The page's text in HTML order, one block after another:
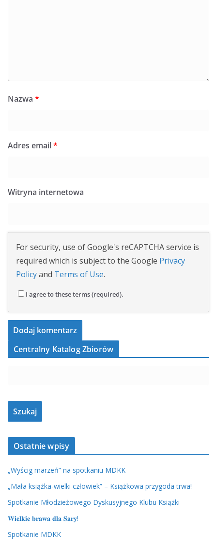
Nazwa *
Adres email*
Witryna internetowa
For security, use of Google's reCAPTCHA service is
required which is subject to the Google Privacy
Policyand Terms of Use.
I agree to these terms (required).
Centralny Katalog Zbiorów
Ostatnie wpisy
„Wyścig marzeń” na spotkaniu MDKK
„Mała książka-wielki człowiek” – Książkowa przygoda trwa!
Spotkanie Młodzieżowego Dyskusyjnego Klubu Książki
𝐖𝐢𝐞𝐥𝐤𝐢𝐞 𝐛𝐫𝐚𝐰𝐚 𝐝𝐥𝐚 𝐒𝐚𝐫𝐲!
Spotkanie MDKK